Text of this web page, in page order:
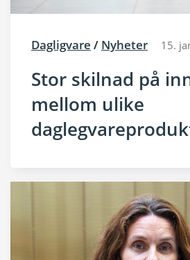
Dagligvare / Nyheter 15.
Stor skilnad på
mellom ulike